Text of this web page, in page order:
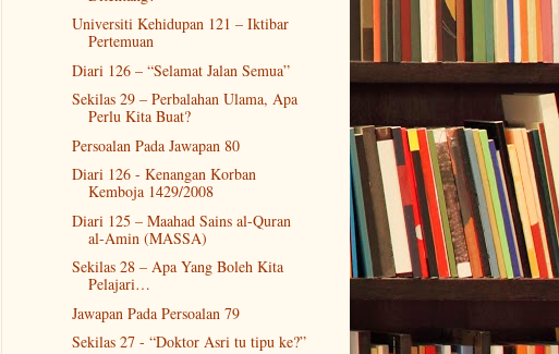
Universiti Kehidupan 121 – Iktibar
Pertemuan
Diari 126 – “Selamat Jalan Semua”
Sekilas 29 – Perbalahan Ulama, Apa
Perlu Kita Buat?
Persoalan Pada Jawapan 80
Diari 126 - Kenangan Korban
Kemboja 1429/2008
Diari 125 – Maahad Sains al-Quran
al-Amin (MASSA)
Sekilas 28 – Apa Yang Boleh Kita
Pelajari…
Jawapan Pada Persoalan 79
Sekilas 27 - “Doktor Asri tu tipu ke?”